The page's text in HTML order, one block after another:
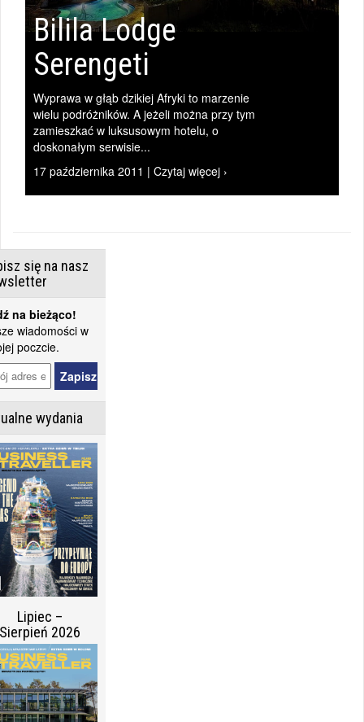
Bilila Lodge
Serengeti
Wyprawa w głąb dzikiej Afryki to marzenie
wielu podróżników. A jeżeli można przy tym
zamieszkać w luksusowym hotelu, o
doskonałym serwisie...
17 października 2011 | Czytaj więcej ›
się na nasz
na bieżąco!
wiadomości w
poczcie.
wydania
Lipiec –
2026